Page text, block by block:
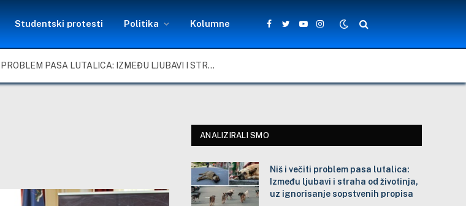
Studentski protesti Politika Kolumne
Facebook
TwitterYouTubeInstagram
NIŠ I VEČITI PROBLEM PASA LUTALICA: IZMEĐU LJUBAVI I STRAHA OD ŽIVOTINJA, UZ IGNORISANJE SOPSTVENIH PROPISA
ANALIZIRALI SMO
Niš i večiti problem pasa lutalica:
Između ljubavi i straha od životinja,
uz ignorisanje sopstvenih propisa